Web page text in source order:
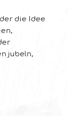
die Idee
jubeln,